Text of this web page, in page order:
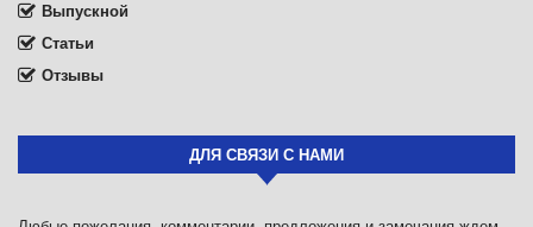
Выпускной
Статьи
Отзывы
ДЛЯ СВЯЗИ С НАМИ